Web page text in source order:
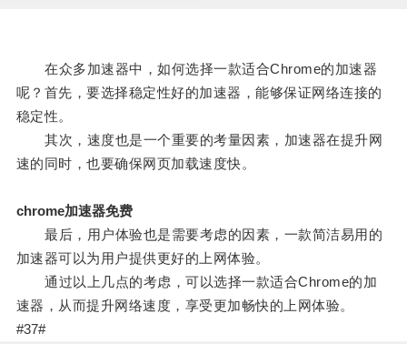
在众多加速器中，如何选择一款适合Chrome的加速器
呢？首先，要选择稳定性好的加速器，能够保证网络连接的
稳定性。
其次，速度也是一个重要的考量因素，加速器在提升网
速的同时，也要确保网页加载速度快。
chrome加速器免费
最后，用户体验也是需要考虑的因素，一款简洁易用的
加速器可以为用户提供更好的上网体验。
通过以上几点的考虑，可以选择一款适合Chrome的加
速器，从而提升网络速度，享受更加畅快的上网体验。
#37#